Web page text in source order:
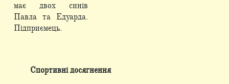
має двох синів
Павла та Едуарда.
Підприємець.
Спортивні досягнення